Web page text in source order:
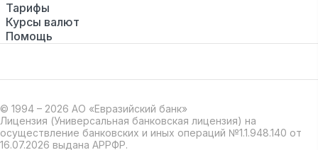
Тарифы
Курсы валют
Помощь
© 1994 – 2026 АО «Евразийский банк»
Лицензия (Универсальная банковская лицензия) на
осуществление банковских и иных операций №1.1.948.140 от
16.07.2026 выдана АРРФР.